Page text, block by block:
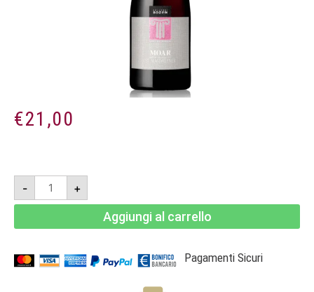
€21,00
-
Moar
Santa
Maddalena
Riserva
Cantina
di
+
Aggiungi al carrello
Pagamenti Sicuri